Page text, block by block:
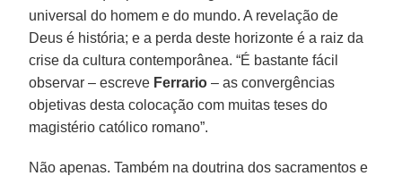
universal do homem e do mundo. A revelação de
Deus é história; e a perda deste horizonte é a raiz da
crise da cultura contemporânea. “É bastante fácil
observar – escreve Ferrario – as convergências
objetivas desta colocação com muitas teses do
magistério católico romano”.
Não apenas. Também na doutrina dos sacramentos e